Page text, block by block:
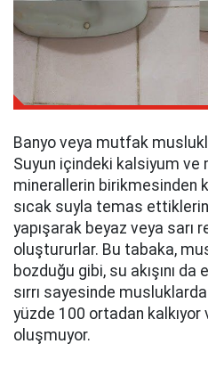
Banyo veya mutfak
Suyun içindeki kalsiyum ve
minerallerin birikmesinden
sıcak suyla temas
yapışarak beyaz veya sarı
oluştururlar. Bu tabaka,
bozduğu gibi, su akışını
sırrı sayesinde
yüzde 100 ortadan
oluşmuyor.